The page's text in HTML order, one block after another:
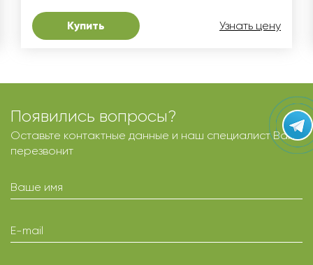
Купить Узнать цену
Появились вопросы?
Оставьте контактные данные и наш специалист Вам
перезвонит
Ваше имя
E-mail